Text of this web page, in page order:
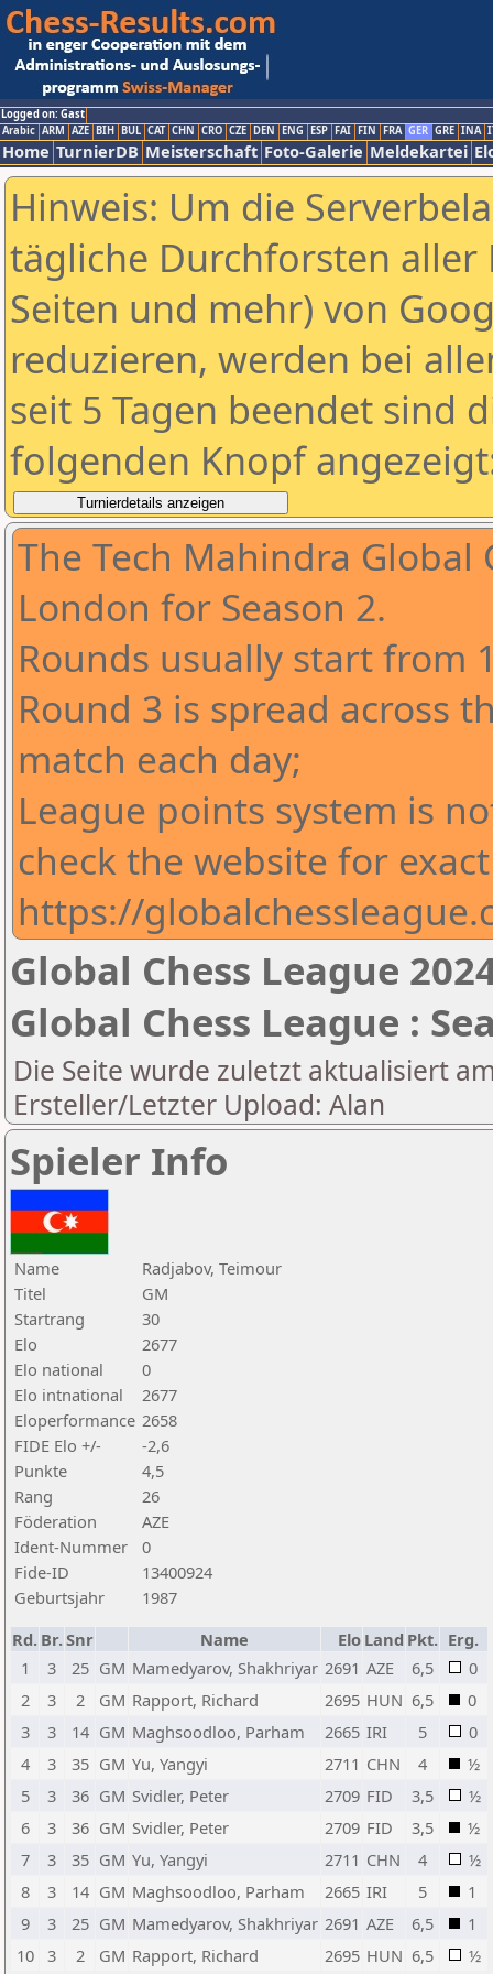
Logged on: Gast
Arabic ARM AZE BIH BUL CAT CHN CRO CZE DEN ENG ESP FAI FIN FRA GER GRE INA
Home TurnierDB Meisterschaft Foto-Galerie Meldekartei
Hinweis: Um die
tägliche Durchforsten aller
Seiten und mehr) von
reduzieren, werden bei
seit 5 Tagen beendet sind
folgenden Knopf
The Tech Mahindra Global
London for Season 2.
Rounds usually start from
Round 3 is spread across
match each day;
League points system is
check the website for
https://
Global Chess League
Global Chess League :
Die Seite wurde zuletzt aktualisiert
Ersteller/Letzter Upload: Alan
Spieler Info
Name
Radjabov, Teimour
Titel
GM
Startrang
30
Elo
2677
Elo national
0
Elo intnational
2677
Eloperformance 2658
FIDE Elo +/-
-2,6
Punkte
4,5
Rang
26
Föderation
AZE
Ident-Nummer
0
Fide-ID
13400924
Geburtsjahr
1987
Rd. Br.Snr Name Elo Land Pkt. Erg.
1
3 25 GM Mamedyarov, Shakhriyar 2691 AZE 6,5
0
2
3 2 GM Rapport, Richard 2695 HUN 6,5
0
3
3 14 GM Maghsoodloo, Parham 2665 IRI 5
0
4
3 35 GM Yu, Yangyi 2711 CHN 4
½
5
3 36 GM Svidler, Peter 2709 FID 3,5
½
6
3 36 GM Svidler, Peter 2709 FID 3,5
½
7
3 35 GM Yu, Yangyi 2711 CHN 4
½
8
3 14 GM Maghsoodloo, Parham 2665 IRI 5
1
9
3 25 GM Mamedyarov, Shakhriyar 2691 AZE 6,5
1
10
3 2 GM Rapport, Richard 2695 HUN 6,5 ½